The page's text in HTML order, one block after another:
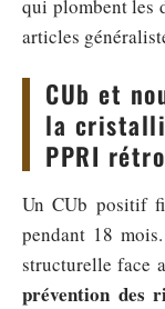
qui plombent les
articles
CUb et
la
PPRI
Un CUb positif
pendant 18
structurelle face
prévention des